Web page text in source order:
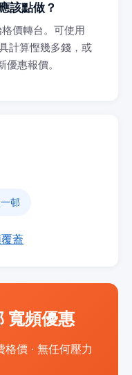
該點做？
價轉台。可使用
計算慳幾多錢，或
惠報價。
邨
蓋
寬頻優惠
價 · 無任何壓力